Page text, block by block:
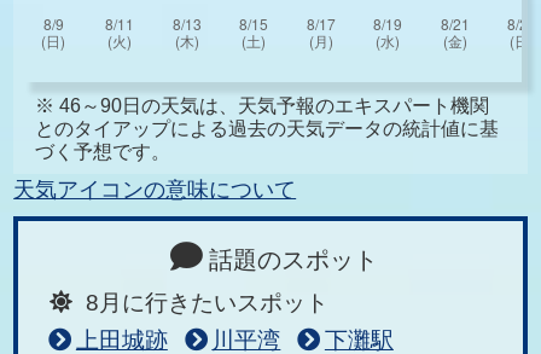
※ 46～90日の天気は、天気予報のエキスパート機関
とのタイアップによる過去の天気データの統計値に基
づく予想です。
天気アイコンの意味について
話題のスポット
8月に行きたいスポット
上田城跡
川平湾
下灘駅